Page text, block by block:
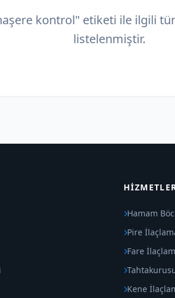
kontrol" etiketi ile ilgili
listelenmiştir.
Hamam
Pire
Fare
Kene